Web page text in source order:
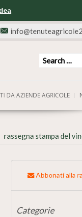
DA AZIENDE AGRICOLE
rassegna stampa del
Abbonati alla
Categorie